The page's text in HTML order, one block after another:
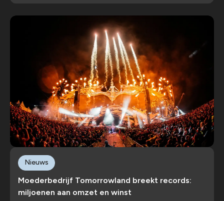
Moederbedrijf Tomorrowland breekt records:
miljoenen aan omzet en winst
Nieuws